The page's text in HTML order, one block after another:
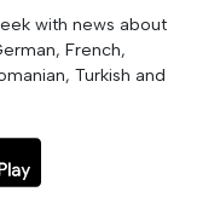
with news about
French,
Turkish and